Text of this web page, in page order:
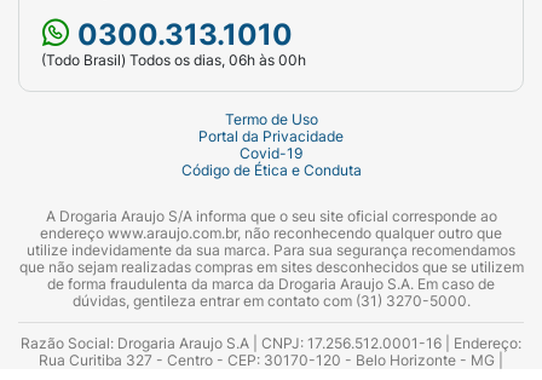
0300.313.1010
(Todo Brasil) Todos os dias, 06h às 00h
Termo de Uso
Portal da Privacidade
Covid-19
Código de Ética e Conduta
A Drogaria Araujo S/A informa que o seu site oficial corresponde ao
endereço www.araujo.com.br, não reconhecendo qualquer outro que
utilize indevidamente da sua marca. Para sua segurança recomendamos
que não sejam realizadas compras em sites desconhecidos que se utilizem
de forma fraudulenta da marca da Drogaria Araujo S.A. Em caso de
dúvidas, gentileza entrar em contato com (31) 3270-5000.
Razão Social: Drogaria Araujo S.A | CNPJ: 17.256.512.0001-16 | Endereço:
Rua Curitiba 327 - Centro - CEP: 30170-120 - Belo Horizonte - MG |